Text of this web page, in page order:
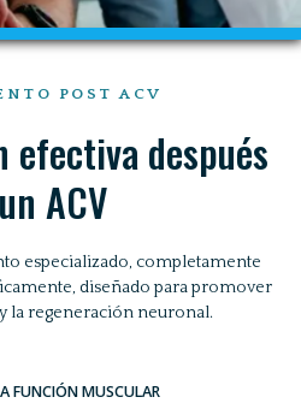
ACV
diseñado para
y la regeneración neuronal
POST ACV
efectiva después
ACV
especializado, completamente
diseñado para promover
la regeneración neuronal.
FUNCIÓN MUSCULAR